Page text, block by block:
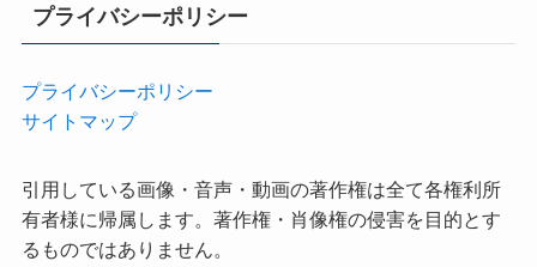
プライバシーポリシー
プライバシーポリシー
サイトマップ
引用している画像・音声・動画の著作権は全て各権利所
有者様に帰属します。著作権・肖像権の侵害を目的とす
るものではありません。